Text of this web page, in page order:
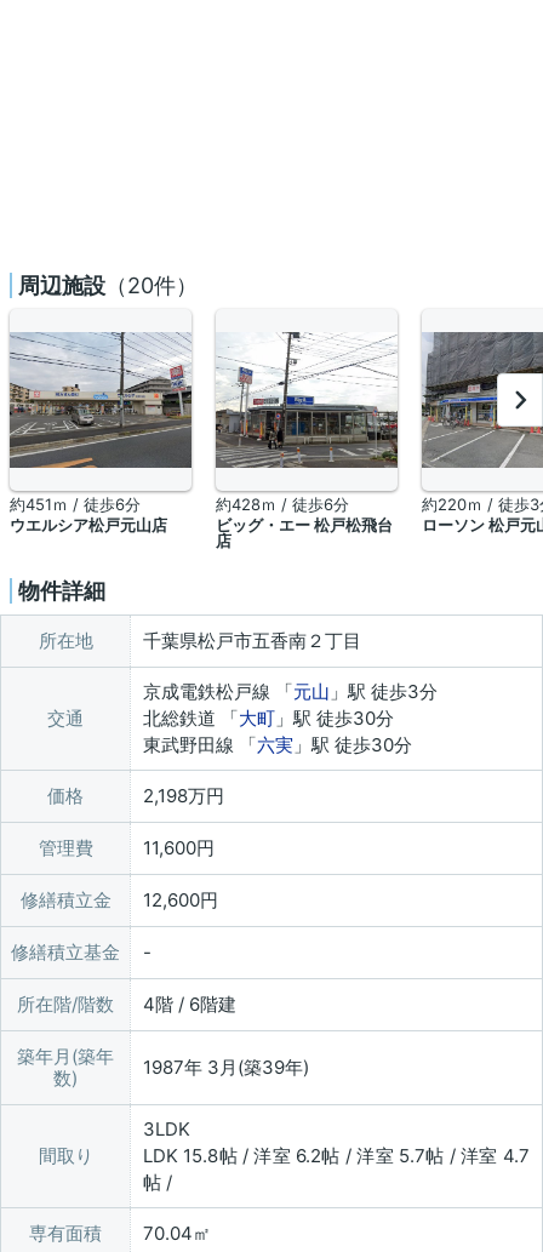
周辺施設 （20件）
約451ｍ / 徒歩6分
ウエルシア松戸元山店
約428ｍ / 徒歩6分
ビッグ・エー 松戸松飛台
店
約220ｍ / 徒歩3
ローソン 松戸元
物件詳細
所在地 千葉県松戸市五香南２丁目
交通
京成電鉄松戸線 「元山 」駅 徒歩3分
北総鉄道 「大町 」駅 徒歩30分
東武野田線 「六実 」駅 徒歩30分
価格 2,198万円
管理費 11,600円
修繕積立金 12,600円
修繕積立基金
所在階/階数 4階 / 6階建
築年月(築年
数)
1987年 3月(築39年)
間取り
3LDK
LDK 15.8帖 / 洋室 6.2帖 / 洋室 5.7帖 / 洋室 4.7
帖 /
専有面積 70.04㎡